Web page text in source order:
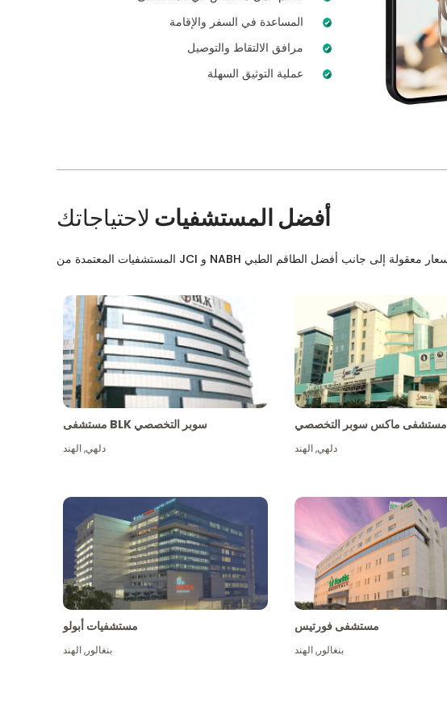
أفضل المستشفيات لاحتياجاتك
مستشفى BLK سوبر التخصصي
دلهي,الهند
مستشفى ماكس سوبر التخصصي
دلهي,الهند
مستشفيات أبولو
بنغالور,الهند
مستشفى فورتيس
بنغالور,الهند